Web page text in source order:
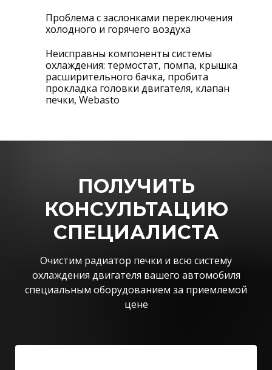
Проблема с заслонками переключения
холодного и горячего воздуха
Неисправны компоненты системы
охлаждения: термостат, помпа, крышка
расширительного бачка, пробита
прокладка головки двигателя, клапан
печки, Webasto
ПОЛУЧИТЬ
КОНСУЛЬТАЦИЮ
СПЕЦИАЛИСТА
Очистим радиатор печки и всю систему
охлаждения двигателя вашего автомобиля
специальным оборудованием за приемлемой
цене